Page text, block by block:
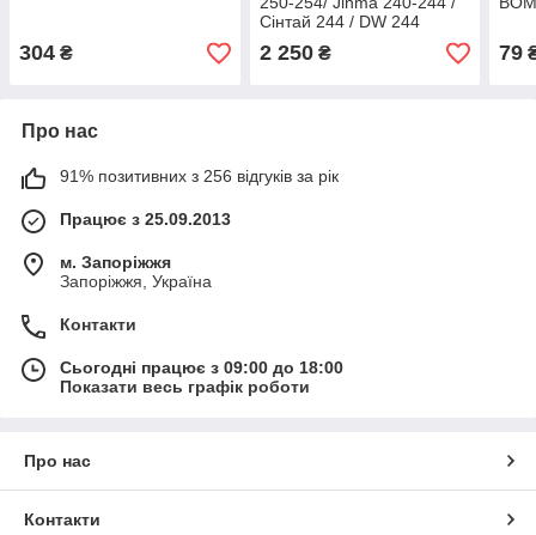
304 ₴
Сінтай 244 / DW 244
2 250₴ 79
Про нас
91% позитивних з 256 відгуків за рік
Працює з 25.09.2013
м. Запоріжжя
Запоріжжя, Україна
Контакти
Сьогодні працює з 09:00 до 18:00
Показати весь графік роботи
Про нас
Контакти